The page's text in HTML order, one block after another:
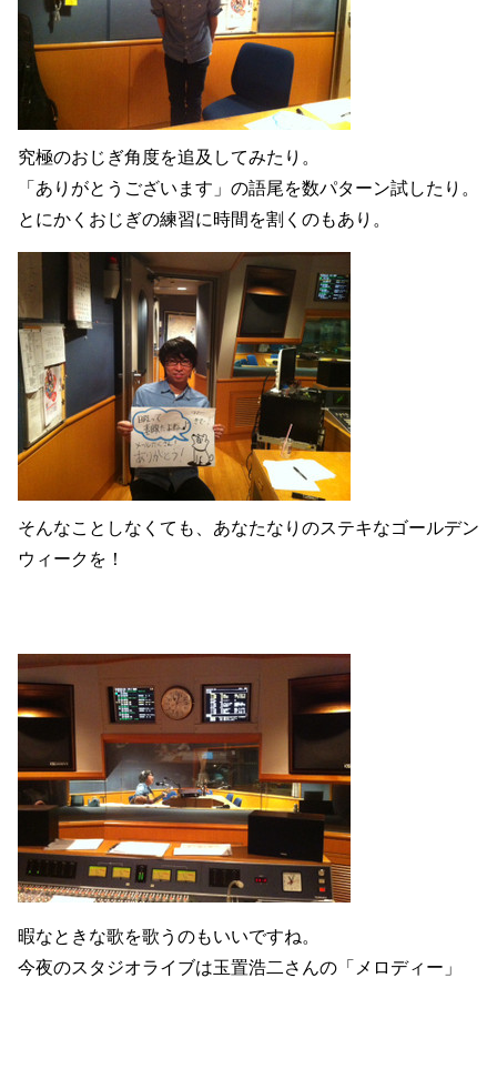
究極のおじぎ角度を追及してみたり。
「ありがとうございます」の語尾を数パターン試したり。
とにかくおじぎの練習に時間を割くのもあり。
そんなことしなくても、あなたなりのステキなゴールデン
ウィークを！
暇なときな歌を歌うのもいいですね。
今夜のスタジオライブは玉置浩二さんの「メロディー」